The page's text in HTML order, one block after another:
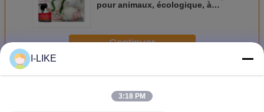
pour animaux, écologique, à
bétail en 500ml
Continuer
PlusPeinture de jet de repérage
I-LIKE
3:18 PM